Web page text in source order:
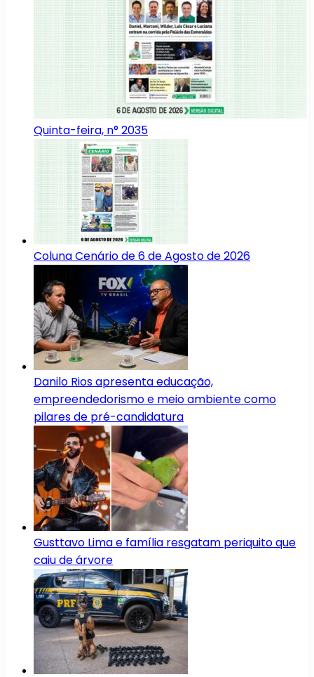
Quinta-feira, n° 2035
Coluna Cenário de 6 de Agosto de 2026
Danilo Rios apresenta educação,
empreendedorismo e meio ambiente como
pilares de pré-candidatura
Gusttavo Lima e família resgatam periquito que
caiu de árvore